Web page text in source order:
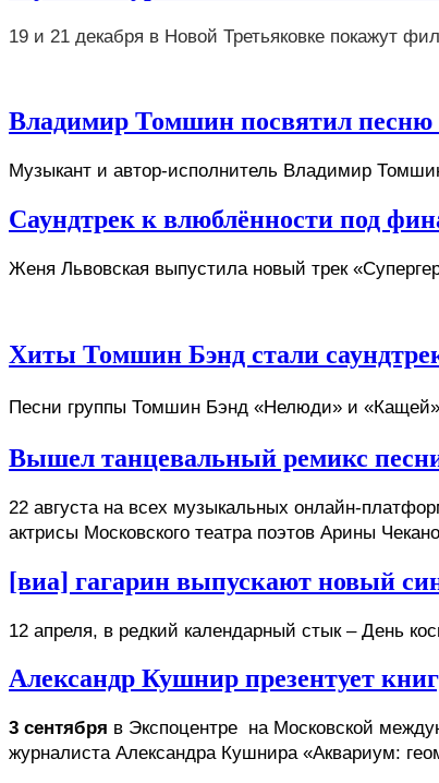
19 и 21 декабря в Новой Третьяковке покажут
Владимир Томшин посвятил песню
Музыкант и автор-исполнитель Владимир
Саундтрек к влюблённости под
Женя Львовская выпустила новый трек
Хиты Томшин Бэнд стали
Песни группы Томшин Бэнд «Нелюди» и
Вышел танцевальный ремикс
22 августа на всех музыкальных онлайн-
актрисы Московского театра поэтов Арины
[виа] гагарин выпускают новый
12 апреля, в редкий календарный стык – День
Александр Кушнир презентует
3 сентября в Экспоцентре  на Московской
журналиста Александра Кушнира «Аквариум: